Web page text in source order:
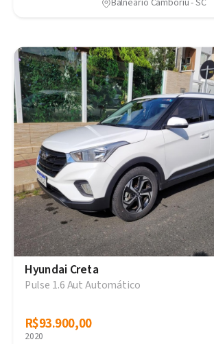
Balneário Camboriú - SC
Hyundai Creta
Pulse 1.6 Aut Automático
R$93.900,00
R$93.900,00
2020